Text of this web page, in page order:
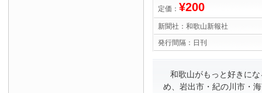
定価： ¥200
新聞社： 和歌山新報社
発行間隔： 日刊
和歌山がもっと好きに
め、岩出市・紀の川市・